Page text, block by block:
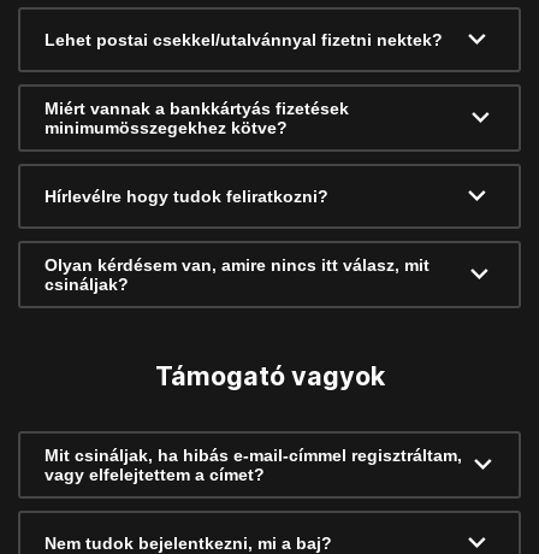
Lehet postai csekkel/utalvánnyal fizetni nektek?
Miért vannak a bankkártyás fizetések
minimumösszegekhez kötve?
Hírlevélre hogy tudok feliratkozni?
Olyan kérdésem van, amire nincs itt válasz, mit
csináljak?
Támogató vagyok
Mit csináljak, ha hibás e-mail-címmel regisztráltam,
vagy elfelejtettem a címet?
Nem tudok bejelentkezni, mi a baj?